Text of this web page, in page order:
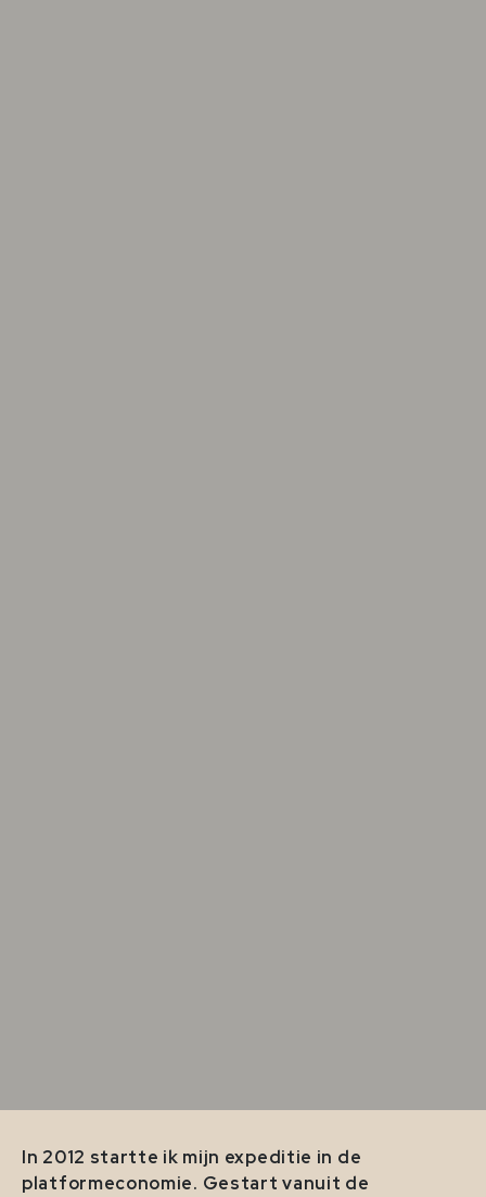
In 2012 startte ik mijn expeditie in de
platformeconomie. Gestart vanuit de